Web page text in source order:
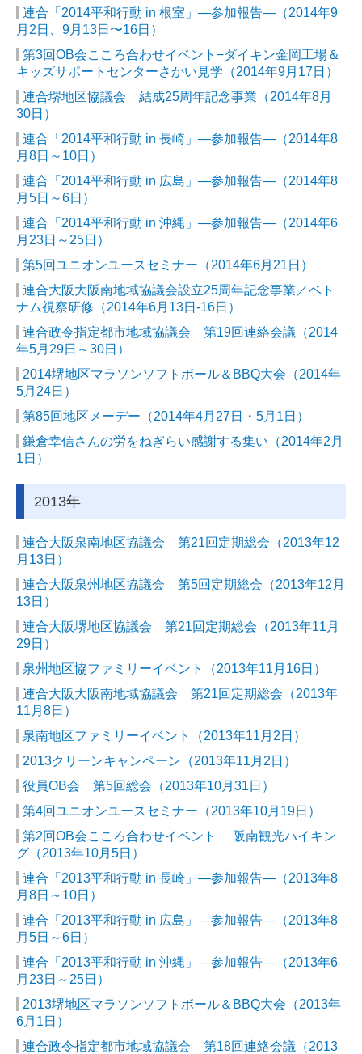
連合「2014平和行動 in 根室」―参加報告―（2014年9
月2日、9月13日〜16日）
第3回OB会こころ合わせイベント−ダイキン金岡工場＆
キッズサポートセンターさかい見学（2014年9月17日）
連合堺地区協議会 結成25周年記念事業（2014年8月
30日）
連合「2014平和行動 in 長崎」―参加報告―（2014年8
月8日～10日）
連合「2014平和行動 in 広島」―参加報告―（2014年8
月5日～6日）
連合「2014平和行動 in 沖縄」―参加報告―（2014年6
月23日～25日）
第5回ユニオンユースセミナー（2014年6月21日）
連合大阪大阪南地域協議会設立25周年記念事業／ベト
ナム視察研修（2014年6月13日-16日）
連合政令指定都市地域協議会 第19回連絡会議（2014
年5月29日～30日）
2014堺地区マラソンソフトボール＆BBQ大会（2014年
5月24日）
第85回地区メーデー（2014年4月27日・5月1日）
鎌倉幸信さんの労をねぎらい感謝する集い（2014年2月
1日）
2013年
連合大阪泉南地区協議会 第21回定期総会（2013年12
月13日）
連合大阪泉州地区協議会 第5回定期総会（2013年12月
13日）
連合大阪堺地区協議会 第21回定期総会（2013年11月
29日）
泉州地区協ファミリーイベント（2013年11月16日）
連合大阪大阪南地域協議会 第21回定期総会（2013年
11月8日）
泉南地区ファミリーイベント（2013年11月2日）
2013クリーンキャンペーン（2013年11月2日）
役員OB会 第5回総会（2013年10月31日）
第4回ユニオンユースセミナー（2013年10月19日）
第2回OB会こころ合わせイベント 阪南観光ハイキン
グ（2013年10月5日）
連合「2013平和行動 in 長崎」―参加報告―（2013年8
月8日～10日）
連合「2013平和行動 in 広島」―参加報告―（2013年8
月5日～6日）
連合「2013平和行動 in 沖縄」―参加報告―（2013年6
月23日～25日）
2013堺地区マラソンソフトボール＆BBQ大会（2013年
6月1日）
連合政令指定都市地域協議会 第18回連絡会議（2013